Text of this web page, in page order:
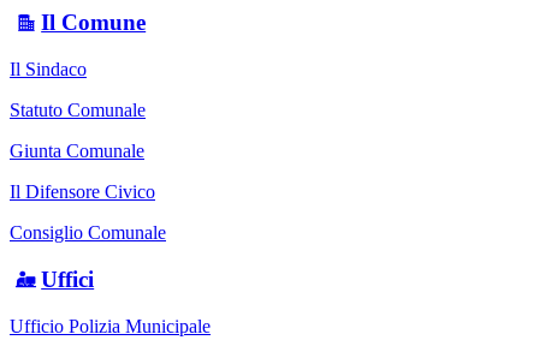
Il Comune
Il Sindaco
Statuto Comunale
Giunta Comunale
Il Difensore Civico
Consiglio Comunale
Uffici
Ufficio Polizia Municipale